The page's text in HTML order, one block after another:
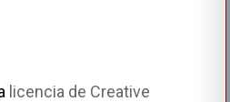
licencia de Creative